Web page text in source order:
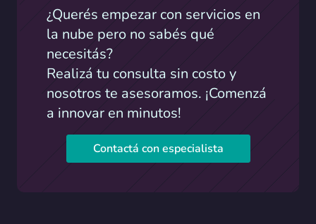
¿Querés empezar con servicios en
la nube pero no sabés qué
necesitás?
Realizá tu consulta sin costo y
nosotros te asesoramos. ¡Comenzá
a innovar en minutos!
Contactá con especialista